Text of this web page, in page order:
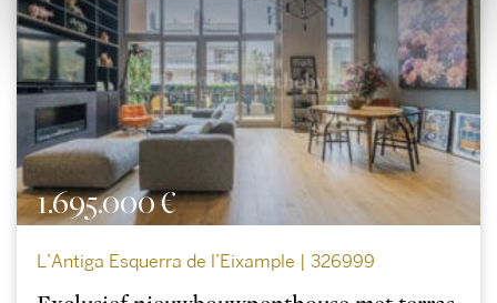
1.695.000 €
L’Antiga Esquerra de l’Eixample | 326999